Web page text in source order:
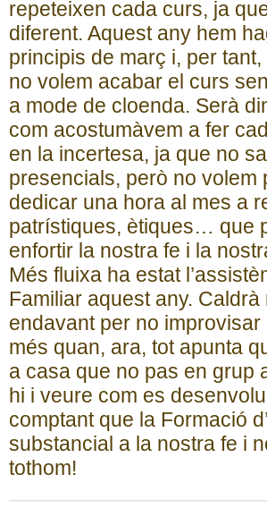
repeteixen cada curs, ja
diferent. Aquest any hem
principis de març i, per
no volem acabar el curs
a mode de cloenda. Serà
com acostumàvem a fer
en la incertesa, ja que no
presencials, però no volem
dedicar una hora al mes a
patrístiques, ètiques… que
enfortir la nostra fe i la
Més fluixa ha estat
Familiar aquest any.
endavant per no
més quan, ara, tot apunta
a casa que no pas en grup
hi i veure com es
comptant que la Formació
substancial a la nostra fe i
tothom!